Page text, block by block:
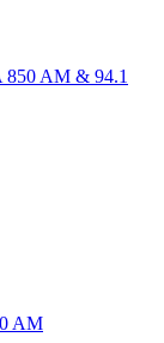
850 AM & 94.1
AM